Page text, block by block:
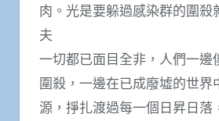
肉。光是要躲過感染群的圍殺
夫
一切都已面目全非，人們一邊
圍殺，一邊在已成廢墟的世界
源，掙扎渡過每一個日昇日落